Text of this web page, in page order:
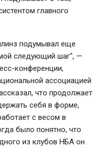
главного
подумывал еще
следующий шаг", —
конференции,
ассоциацией
что продолжает
себя в форме,
с весом в
было понятно, что
из клубов НБА он